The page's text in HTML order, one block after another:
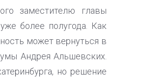
заместителю главы
более полугода. Как
может вернуться в
Андрея Альшевских.
но решение